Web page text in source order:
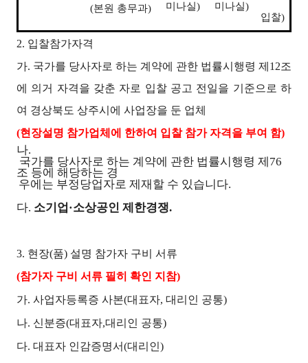
(본원 총무과)
미나실)
미나실)
입찰)
2. 입찰참가자격
가. 국가를 당사자로 하는 계약에 관한 법률시행령 제12조
에 의거 자격을 갖춘 자로 입찰 공고 전일을 기준으로 하
여 경상북도 상주시에 사업장을 둔 업체
(현장설명 참가업체에 한하여 입찰 참가 자격을 부여 함)
나.
국가를 당사자로 하는 계약에 관한 법률시행령 제76
조 등에 해당하는 경
우에는 부정당업자로 제재할 수 있습니다.
다. 소기업·소상공인 제한경쟁.
3. 현장(품) 설명 참가자 구비 서류
(참가자 구비 서류 필히 확인 지참)
가. 사업자등록증 사본(대표자, 대리인 공통)
나. 신분증(대표자,대리인 공통)
다. 대표자 인감증명서(대리인)